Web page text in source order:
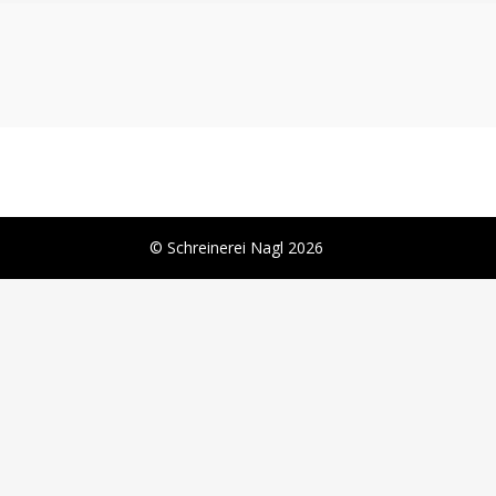
© Schreinerei Nagl 2026